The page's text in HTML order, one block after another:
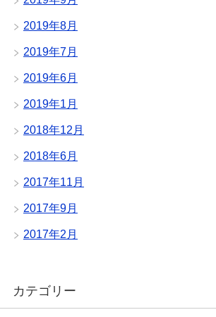
2019年8月
2019年7月
2019年6月
2019年1月
2018年12月
2018年6月
2017年11月
2017年9月
2017年2月
カテゴリー